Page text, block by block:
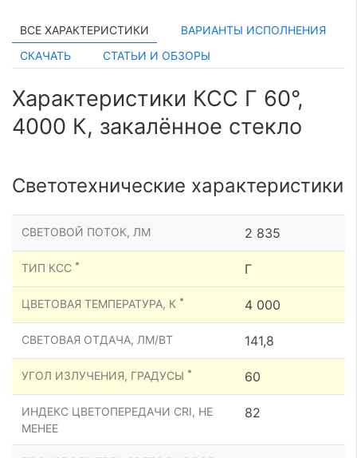
ВСЕ ХАРАКТЕРИСТИКИ
ВАРИАНТЫ ИСПОЛНЕНИЯ
СКАЧАТЬ
СТАТЬИ И ОБЗОРЫ
Характеристики КСС Г 60°,
4000 К, закалённое стекло
Светотехнические характеристики
СВЕТОВОЙ ПОТОК, ЛМ 2 835
ТИП КСС * Г
ЦВЕТОВАЯ ТЕМПЕРАТУРА, К * 4 000
СВЕТОВАЯ ОТДАЧА, ЛМ/ВТ 141,8
УГОЛ ИЗЛУЧЕНИЯ, ГРАДУСЫ * 60
ИНДЕКС ЦВЕТОПЕРЕДАЧИ CRI, НЕ
МЕНЕЕ
82